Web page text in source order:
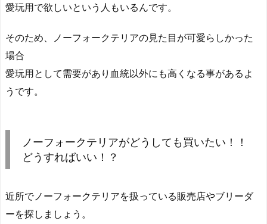
愛玩用で欲しいという人もいるんです。
そのため、ノーフォークテリアの見た目が可愛らしかった
場合
愛玩用として需要があり血統以外にも高くなる事があるよ
うです。
ノーフォークテリアがどうしても買いたい！！
どうすればいい！？
近所でノーフォークテリアを扱っている販売店やブリーダ
ーを探しましょう。